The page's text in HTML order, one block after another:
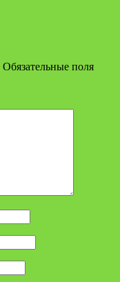
Обязательные поля